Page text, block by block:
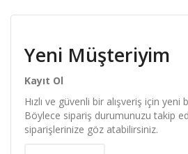
Yeni Müşteriyim
Kayıt Ol
Hızlı ve güvenli bir alışveriş için
Böylece sipariş durumunuzu takip
siparişlerinize göz atabilirsiniz.